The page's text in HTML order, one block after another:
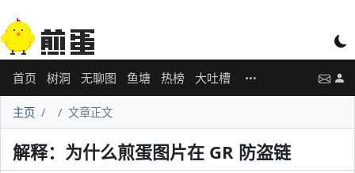
首页 树洞 无聊图 鱼塘 热榜 大吐槽
主页 文章正文
解释：为什么煎蛋图片在 GR 防盗链